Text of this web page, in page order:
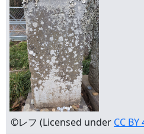
©レフ (Licensed under CC BY